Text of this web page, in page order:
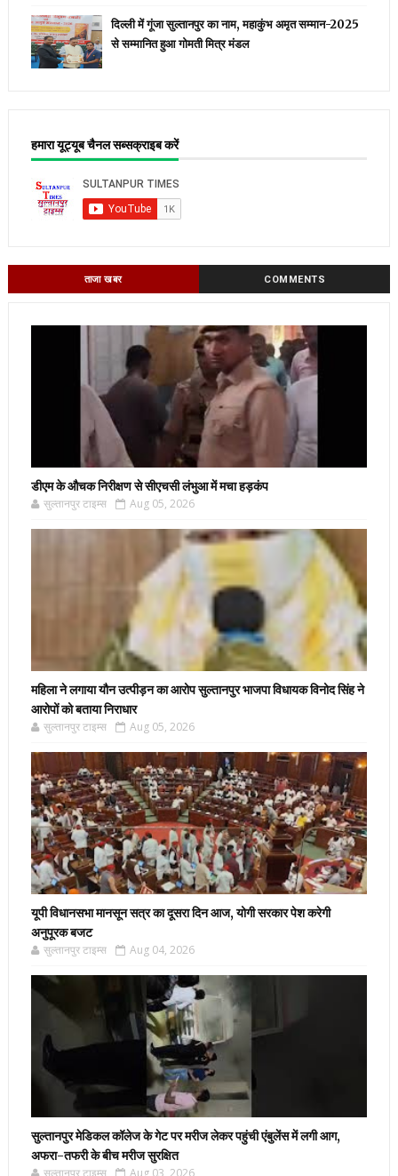
दिल्ली में गूंजा सुल्तानपुर का नाम, महाकुंभ अमृत सम्मान-2025
से सम्मानित हुआ गोमती मित्र मंडल
हमारा यूट्यूब चैनल सब्सक्राइब करें
ताजा खबर COMMENTS
डीएम के औचक निरीक्षण से सीएचसी लंभुआ में मचा हड़कंप
सुल्तानपुर टाइम्स Aug 05, 2026
महिला ने लगाया यौन उत्पीड़न का आरोप सुल्तानपुर भाजपा विधायक विनोद सिंह ने
आरोपों को बताया निराधार
सुल्तानपुर टाइम्स Aug 05, 2026
यूपी विधानसभा मानसून सत्र का दूसरा दिन आज, योगी सरकार पेश करेगी
अनुपूरक बजट
सुल्तानपुर टाइम्स Aug 04, 2026
सुल्तानपुर मेडिकल कॉलेज के गेट पर मरीज लेकर पहुंची एंबुलेंस में लगी आग,
अफरा-तफरी के बीच मरीज सुरक्षित
सुल्तानपुर टाइम्स Aug 03, 2026